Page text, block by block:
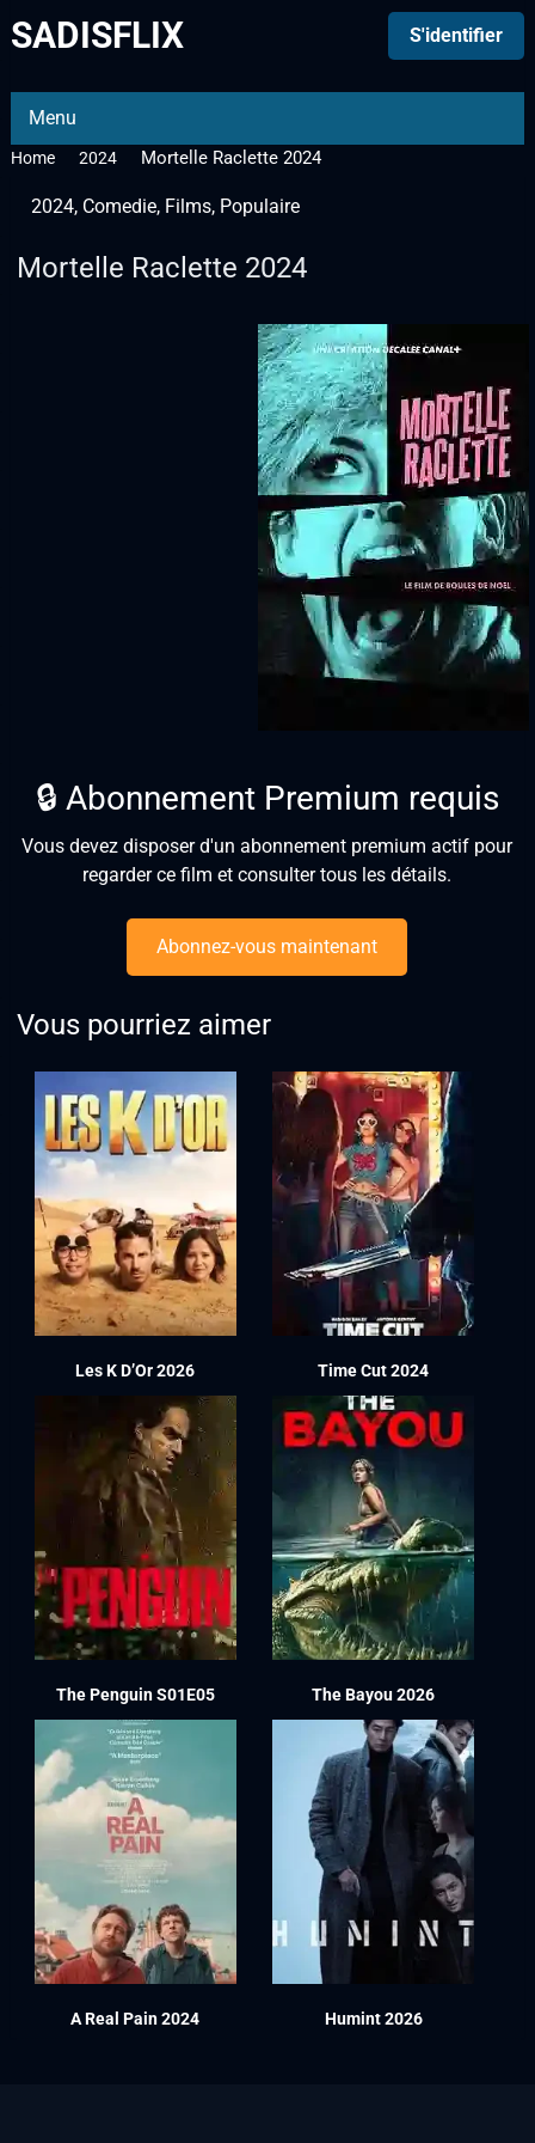
SADISFLIX S'identifier
Menu
Home 2024 Mortelle Raclette 2024
2024, Comedie, Films, Populaire
Mortelle Raclette 2024
🔒 Abonnement Premium requis
Vous devez disposer d'un abonnement premium actif pour
regarder ce film et consulter tous les détails.
Abonnez-vous maintenant
Vous pourriez aimer
Les K D’Or 2026 Time Cut 2024
The Penguin S01E05 The Bayou 2026
A Real Pain 2024 Humint 2026